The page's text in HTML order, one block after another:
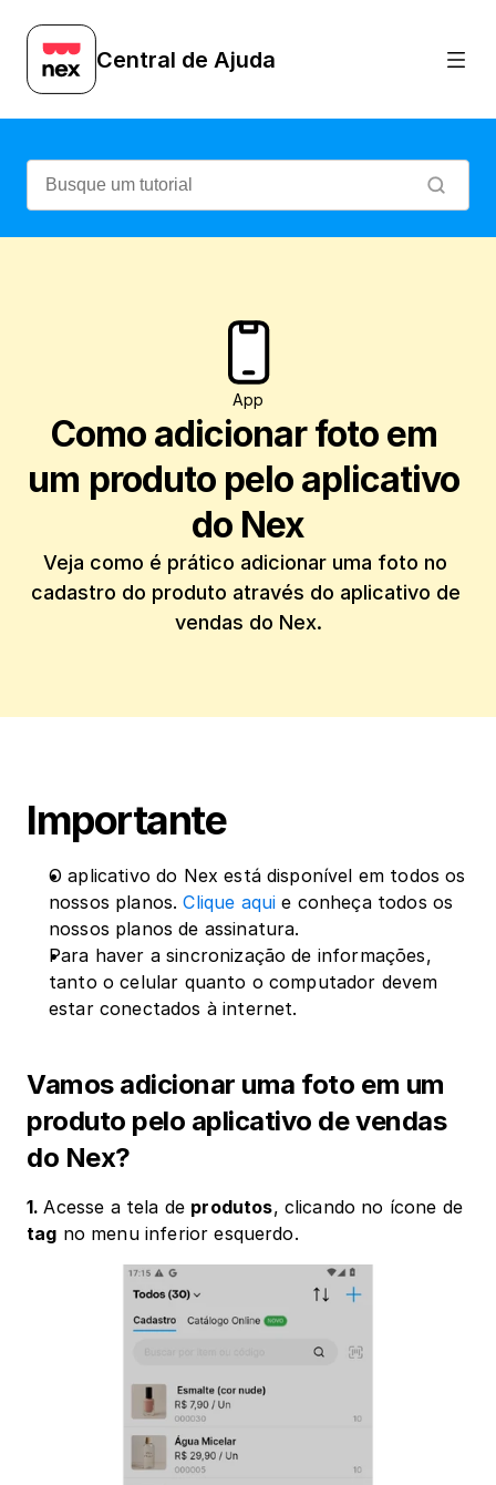
Central de Ajuda
App
Como adicionar foto em
um produto pelo aplicativo
do Nex
Veja como é prático adicionar uma foto no
cadastro do produto através do aplicativo de
vendas do Nex.
Importante
O aplicativo do Nex está disponível em todos os
nossos planos. Clique aqui e conheça todos os
nossos planos de assinatura.
Para haver a sincronização de informações,
tanto o celular quanto o computador devem
estar conectados à internet.
Vamos adicionar uma foto em um
produto pelo aplicativo de vendas
do Nex?
1. Acesse a tela de produtos
tag no menu inferior esquerdo.